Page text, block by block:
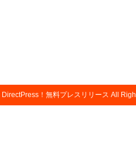
DirectPress！無料プレスリリース All